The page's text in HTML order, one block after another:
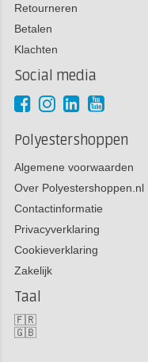
Retourneren
Betalen
Klachten
Social media
Polyestershoppen
Algemene voorwaarden
Over Polyestershoppen.nl
Contactinformatie
Privacyverklaring
Cookieverklaring
Zakelijk
Taal
🇫🇷
🇬🇧